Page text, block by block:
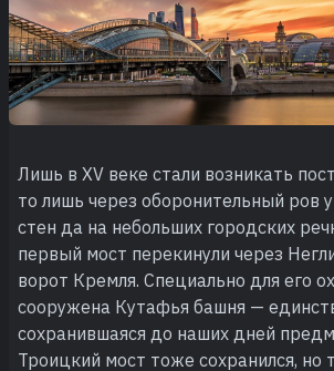
Лишь в XV веке стали возникать
то лишь через оборонительный ров
стен да на небольших городских
первый мост перекинули через
ворот Кремля. Специально для его
сооружена Кутафья башня —
сохранившаяся до наших дней
Троицкий мост тоже сохранился, но